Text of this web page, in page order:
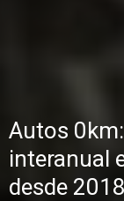
Autos
interanual
desde 2018